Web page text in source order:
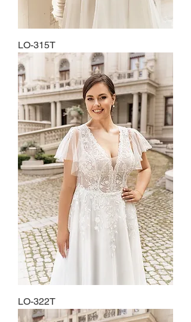
LO-315T
LO-322T